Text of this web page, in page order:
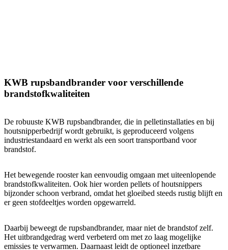
KWB rupsbandbrander voor verschillende
brandstofkwaliteiten
De robuuste KWB rupsbandbrander, die in pelletinstallaties en bij
houtsnipperbedrijf wordt gebruikt, is geproduceerd volgens
industriestandaard en werkt als een soort transportband voor
brandstof.
Het bewegende rooster kan eenvoudig omgaan met uiteenlopende
brandstofkwaliteiten. Ook hier worden pellets of houtsnippers
bijzonder schoon verbrand, omdat het gloeibed steeds rustig blijft en
er geen stofdeeltjes worden opgewarreld.
Daarbij beweegt de rupsbandbrander, maar niet de brandstof zelf.
Het uitbrandgedrag werd verbeterd om met zo laag mogelijke
emissies te verwarmen. Daarnaast leidt de optioneel inzetbare